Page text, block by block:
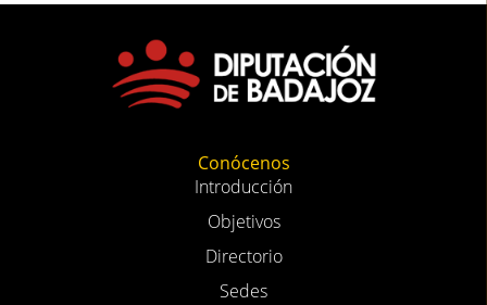
Conócenos
Introducción
Objetivos
Directorio
Sedes